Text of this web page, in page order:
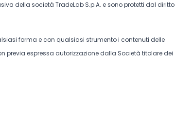
della società TradeLab S.p.A. e sono protetti dal diritto
forma e con qualsiasi strumento i contenuti delle
previa espressa autorizzazione dalla Società titolare dei